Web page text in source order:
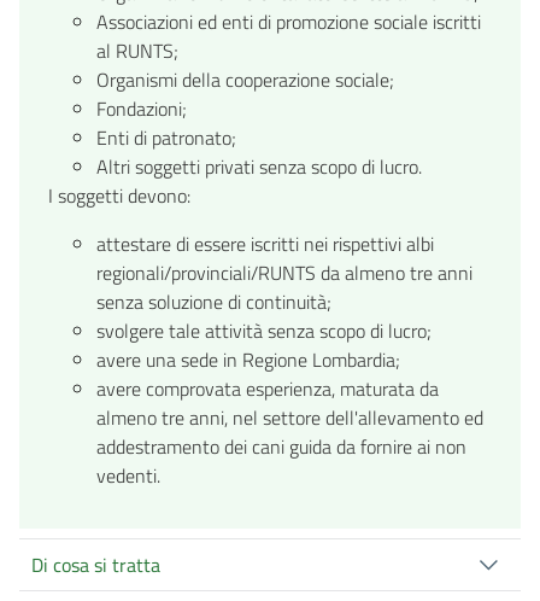
Associazioni ed enti di promozione sociale iscritti
al RUNTS;
Organismi della cooperazione sociale;
Fondazioni;
Enti di patronato;
Altri soggetti privati senza scopo di lucro.
I soggetti devono:
attestare di essere iscritti nei rispettivi albi
regionali/provinciali/RUNTS da almeno tre anni
senza soluzione di continuità;
svolgere tale attività senza scopo di lucro;
avere una sede in Regione Lombardia;
avere comprovata esperienza, maturata da
almeno tre anni, nel settore dell'allevamento ed
addestramento dei cani guida da fornire ai non
vedenti.
Di cosa si tratta